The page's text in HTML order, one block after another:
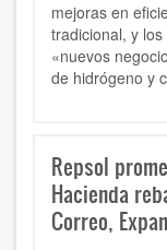
mejoras en
tradicional, y
«nuevos
de hidrógeno y
Repsol
Hacienda
Correo,